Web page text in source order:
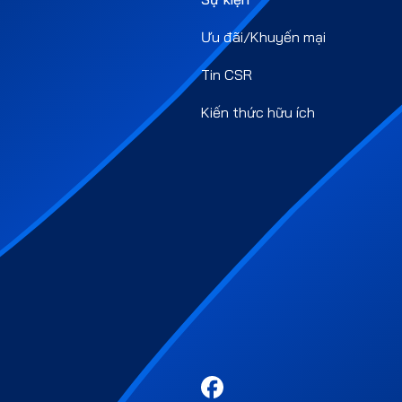
Ưu đãi/Khuyến mại
Tin CSR
Kiến thức hữu ích